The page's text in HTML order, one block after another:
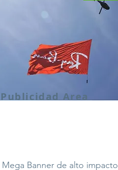
Publicidad Area
Mega Banner de alto impacto